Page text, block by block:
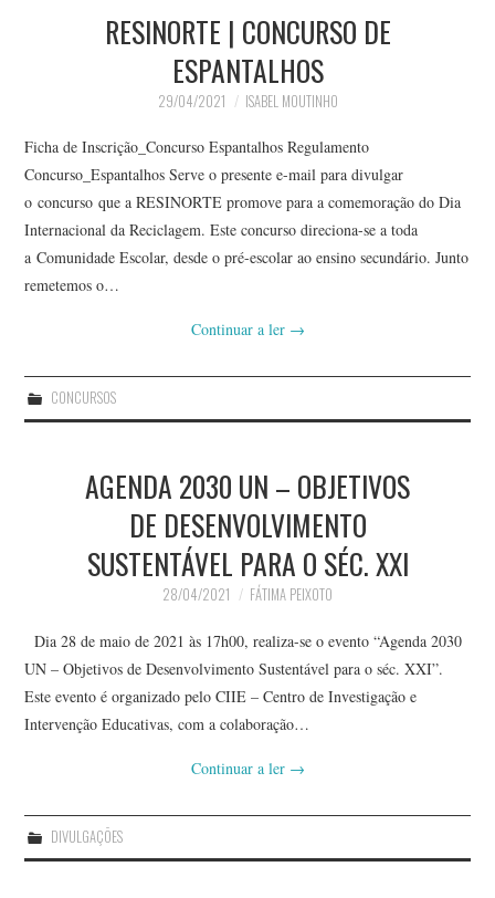
RESINORTE | CONCURSO DE
ESPANTALHOS
29/04/2021 ISABEL MOUTINHO
Ficha de Inscrição_Concurso Espantalhos Regulamento
Concurso_Espantalhos Serve o presente e-mail para divulgar
o concurso que a RESINORTE promove para a comemoração do Dia
Internacional da Reciclagem. Este concurso direciona-se a toda
a Comunidade Escolar, desde o pré-escolar ao ensino secundário. Junto
remetemos o…
Continuar a ler →
CONCURSOS
AGENDA 2030 UN – OBJETIVOS
DE DESENVOLVIMENTO
SUSTENTÁVEL PARA O SÉC. XXI
28/04/2021 FÁTIMA PEIXOTO
Dia 28 de maio de 2021 às 17h00, realiza-se o evento “Agenda 2030
UN – Objetivos de Desenvolvimento Sustentável para o séc. XXI”.
Este evento é organizado pelo CIIE – Centro de Investigação e
Intervenção Educativas, com a colaboração…
Continuar a ler →
DIVULGAÇÕES